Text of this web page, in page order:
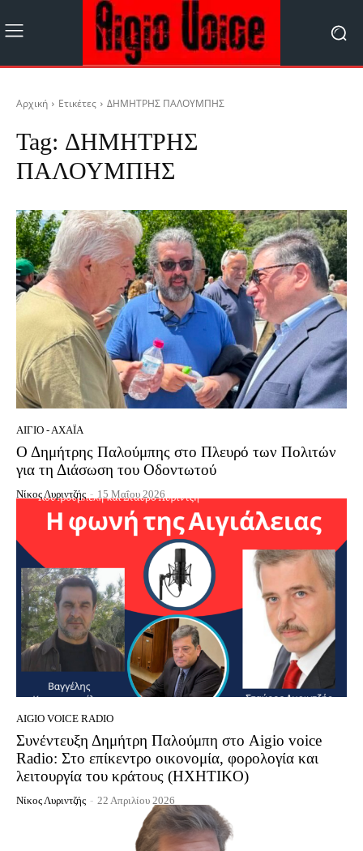
Αρχική Ετικέτες ΔΗΜΗΤΡΗΣ ΠΑΛΟΥΜΠΗΣ
Tag: ΔΗΜΗΤΡΗΣ
ΠΑΛΟΥΜΠΗΣ
ΑΊΓΙΟ - ΑΧΑΪ́Α
Ο Δημήτρης Παλούμπης στο Πλευρό των Πολιτών
για τη Διάσωση του Οδοντωτού
Νίκος Λυριντζής - 15 Μαΐου 2026
AIGIO VOICE RADIO
Συνέντευξη Δημήτρη Παλούμπη στο Aigio voice
Radio: Στο επίκεντρο οικονομία, φορολογία και
λειτουργία του κράτους (HXHTIKO)
Νίκος Λυριντζής - 22 Απριλίου 2026